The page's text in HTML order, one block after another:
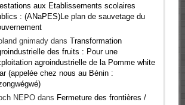
aux Etablissements scolaires
: (ANaPES)Le plan de sauvetage du
gnimadydans Transformation
des fruits : Pour une
agroindustrielle de la Pomme white
(appelée chez nous au Bénin :
NEPOdans Fermeture des frontières /